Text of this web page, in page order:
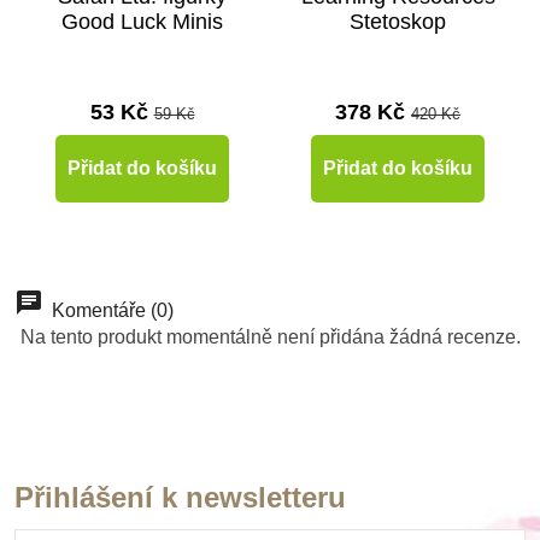
Good Luck Minis
53 Kč59 Kč
Přidat do košíku
Stetoskop
378 Kč 420 Kč
Přidat do košíku
Skladem
Skladem
Skladem
Doporučené
Do školy
Skladem
Komentáře (0)
Na tento produkt momentálně není přidána žádná recenze.
Přihlášení k newsletteru